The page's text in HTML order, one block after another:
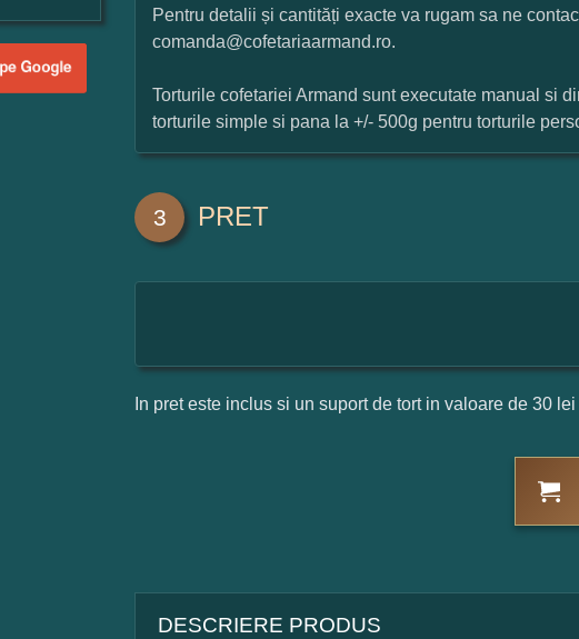
Pentru detalii și cantități exacte va rugam sa ne
comanda@cofetariaarmand.ro.
Torturile cofetariei Armand sunt executate manual si
torturile simple si pana la +/- 500g pentru torturile
3 PRET
In pret este inclus si un suport de tort in valoare de 30 lei
DESCRIERE PRODUS